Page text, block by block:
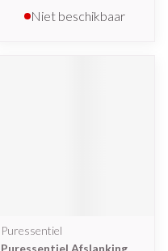
Niet beschikbaar
Puressentiel
Puressentiel Afslanking